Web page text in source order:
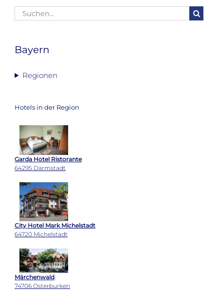
Suche
nach:
Bayern
Regionen
Hotels in der Region
Garda Hotel Ristorante
64295 Darmstadt
City Hotel Mark Michelstadt
64720 Michelstadt
Märchenwald
74706 Osterburken